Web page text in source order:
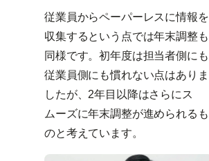
従業員からペーパーレスに情報を
収集するという点では年末調整も
同様です。初年度は担当者側にも
従業員側にも慣れない点はありま
したが、2年目以降はさらにス
ムーズに年末調整が進められるも
のと考えています。